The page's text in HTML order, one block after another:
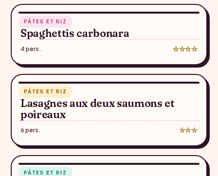
PÂTES ET RIZ
Spaghettis carbonara
4 pers. ★★★★
PÂTES ET RIZ
Lasagnes aux deux saumons et
poireaux
6 pers. ★★★
PÂTES ET RIZ